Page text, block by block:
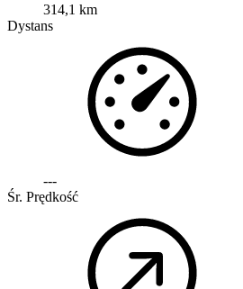
314,1 km
Dystans
---
Śr. Prędkość